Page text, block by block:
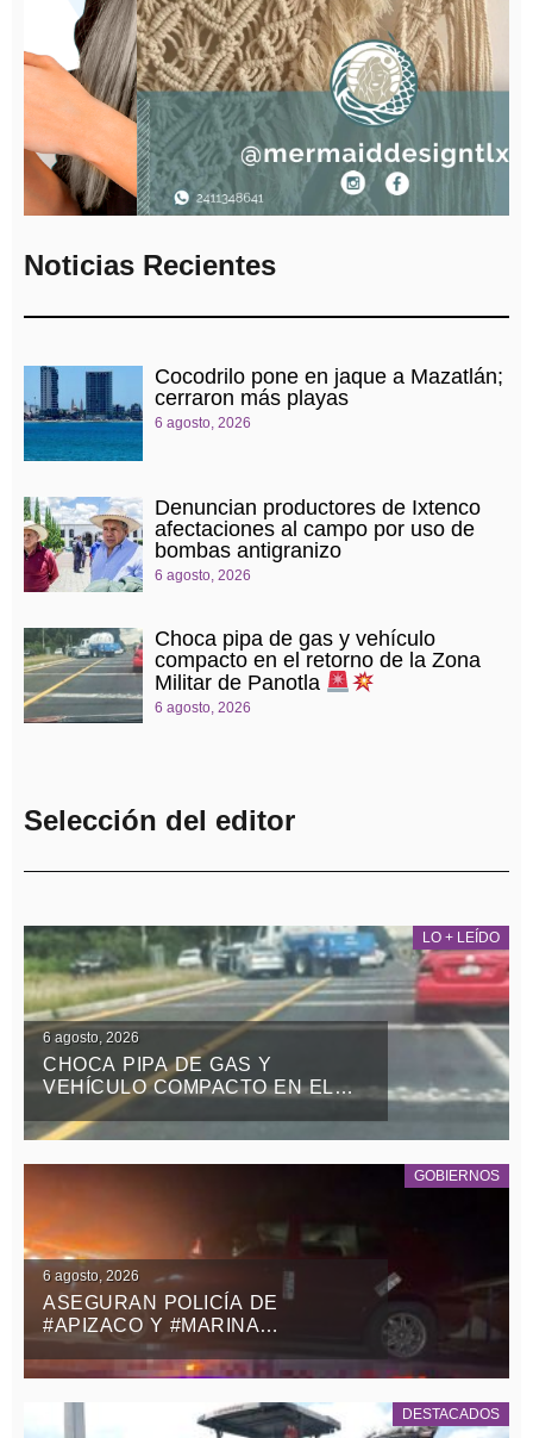
Noticias Recientes
Cocodrilo pone en jaque a Mazatlán;
cerraron más playas
6 agosto, 2026
Denuncian productores de Ixtenco
afectaciones al campo por uso de
bombas antigranizo
6 agosto, 2026
Choca pipa de gas y vehículo
compacto en el retorno de la Zona
Militar de Panotla
6 agosto, 2026
Selección del editor
LO + LEÍDO
6 agosto, 2026
CHOCA PIPA DE GAS Y
VEHÍCULO COMPACTO EN EL
RETORNO DE LA ZONA MILITAR
DE PANOTLA
GOBIERNOS
6 agosto, 2026
ASEGURAN POLICÍA DE
#APIZACO Y #MARINA
VEHÍCULO CON REPORTE DE
ROBO Y DETIENEN A UN
DESTACADOS